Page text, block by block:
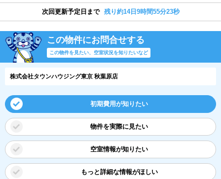
次回更新予定日まで 残り約14日9時間55分22秒
この物件にお問合せする
この物件を見たい、空室状況を知りたいなど
株式会社タウンハウジング東京 秋葉原店
初期費用が知りたい
物件を実際に見たい
空室情報が知りたい
もっと詳細な情報がほしい